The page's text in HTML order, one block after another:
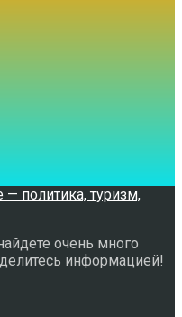
очень много
делитесь информацией!